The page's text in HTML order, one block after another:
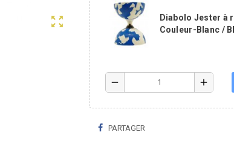
zoom_out_map
Diabolo Jester à
Couleur-Blanc /
remove add
PARTAGER